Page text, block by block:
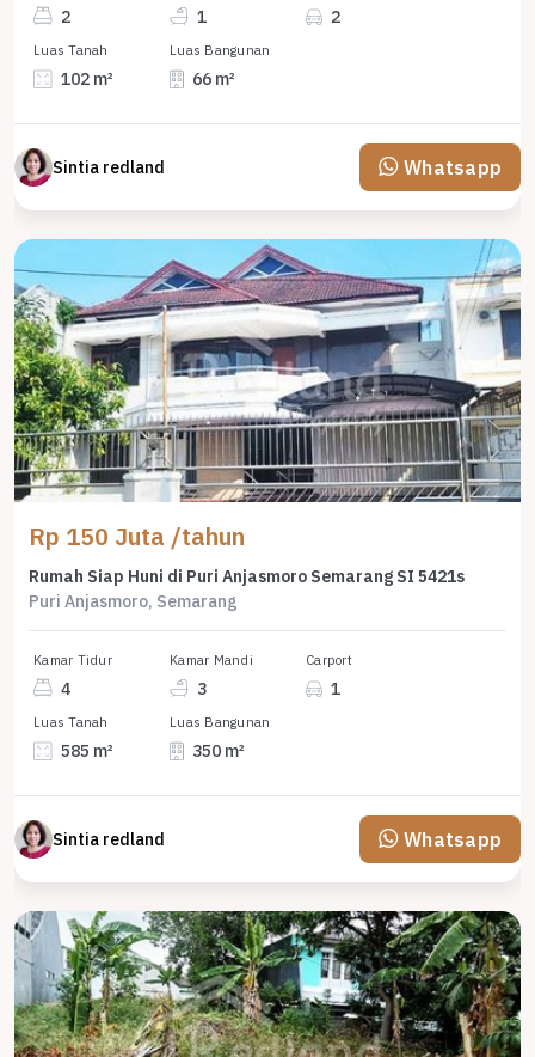
2 1 2
Luas Tanah
102 m²
Luas Bangunan
66 m²
Sintia redland Whatsapp
Rp 150 Juta /tahun
Rumah Siap Huni di Puri Anjasmoro Semarang SI 5421s
Puri Anjasmoro, Semarang
Kamar Tidur
4
Kamar Mandi
3
Carport
1
Luas Tanah
585 m²
Luas Bangunan
350 m²
Sintia redland Whatsapp